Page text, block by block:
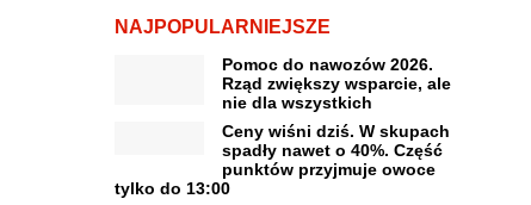
NAJPOPULARNIEJSZE
Pomoc do nawozów 2026.
Rząd zwiększy wsparcie, ale
nie dla wszystkich
Ceny wiśni dziś. W skupach
spadły nawet o 40%. Część
punktów przyjmuje owoce
tylko do 13:00